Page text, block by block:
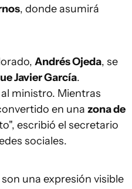
, donde asumirá
Andrés Ojeda, se
Javier García.
ministro. Mientras
en una zona de
escribió el secretario
sociales.
una expresión visible